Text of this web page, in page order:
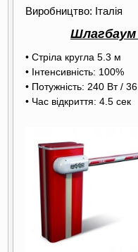
Виробництво: Італія
Шлагбаум
• Стріла кругла 5.3 м
• Інтенсивність: 100%
• Потужність: 240 Вт /
• Час відкриття: 4.5 сек